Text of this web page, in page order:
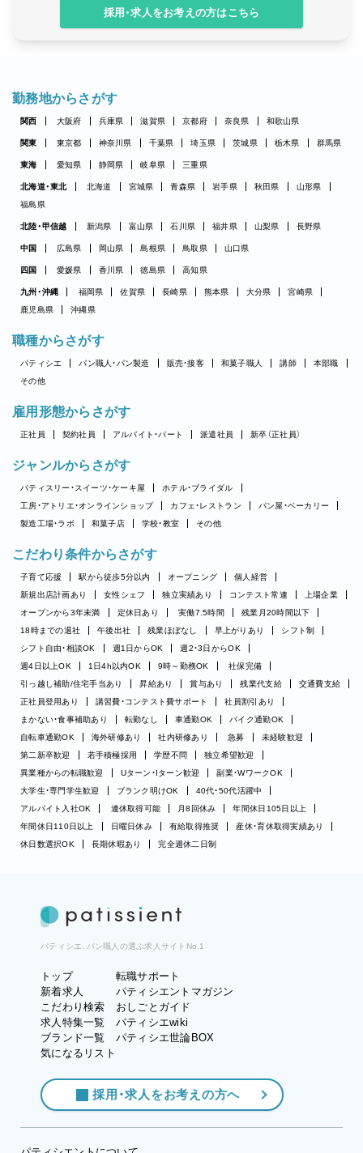
採用・求人をお考えの方はこちら
勤務地からさがす
関西 大阪府 兵庫県 滋賀県 京都府 奈良県 和歌山県
関東 東京都 神奈川県 千葉県 埼玉県 茨城県 栃木県 群馬県
東海 愛知県 静岡県 岐阜県 三重県
北海道・東北 北海道 宮城県 青森県 岩手県 秋田県
山形県
福島県
北陸・甲信越 新潟県 富山県 石川県 福井県 山梨県 長野県
中国 広島県 岡山県 島根県 鳥取県 山口県
四国 愛媛県 香川県 徳島県 高知県
九州・沖縄 福岡県 佐賀県 長崎県 熊本県 大分県
宮崎県
鹿児島県
沖縄県
職種からさがす
パティシエ パン職人・パン製造 販売・接客 和菓子職人 講師
本部職
その他
雇用形態からさがす
正社員 契約社員 アルバイト・パート 派遣社員 新卒（正社員）
ジャンルからさがす
パティスリー・スイーツ・ケーキ屋
ホテル・ブライダル
工房・アトリエ・オンラインショップ
カフェ・レストラン
パン屋・ベーカリー
製造工場・ラボ
和菓子店 学校・教室 その他
こだわり条件からさがす
子育て応援 駅から徒歩5分以内 オープニング
個人経営
新規出店計画あり
女性シェフ 独立実績あり コンテスト常連
上場企業
オープンから3年未満
定休日あり 実働7.5時間
残業月20時間以下
18時までの退社
午後出社 残業ほぼなし 早上がりあり
シフト制
シフト自由・相談OK
週1日からOK
週2・3日からOK
週4日以上OK
1日4h以内OK 9時～勤務OK
社保完備
引っ越し補助/住宅手当あり
昇給あり 賞与あり 残業代支給
交通費支給
正社員登用あり
講習費・コンテスト費サポート
社員割引あり
まかない・食事補助あり
転勤なし 車通勤OK
バイク通勤OK
自転車通勤OK
海外研修あり 社内研修あり 急募
未経験歓迎
第二新卒歓迎
若手積極採用 学歴不問
独立希望歓迎
異業種からの転職歓迎
Uターン・Iターン歓迎
副業・WワークOK
大学生・専門学生歓迎
ブランク明けOK
40代・50代活躍中
アルバイト入社OK
連休取得可能 月8回休み
年間休日105日以上
年間休日110日以上
日曜日休み 有給取得推奨
産休・育休取得実績あり
休日数選択OK
長期休暇あり 完全週休二日制
パティシエ、パン職人の選ぶ求人サイトNo.1
トップ
新着求人
こだわり検索
求人特集一覧
ブランド一覧
気になるリスト
転職サポート
パティシエントマガジン
おしごとガイド
パティシエwiki
パティシエ世論BOX
採用・求人をお考えの方へ